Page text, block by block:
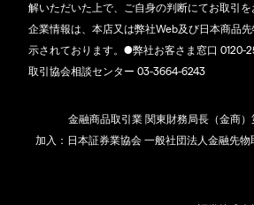
解いただいた上で、ご自身の判断にてお取引
企業情報は、本店又は弊社Web及び日本商品
示されております。●弊社お客さま窓口 0120-
取引協会相談センター 03-3664-6243
金融商品取引業 関東財務局長（金商
加入：日本証券業協会 一般社団法人金融先物